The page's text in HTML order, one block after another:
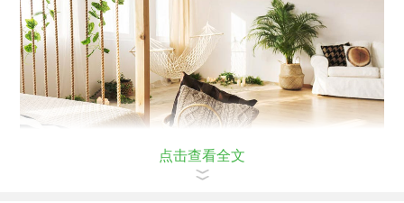
点击查看全文